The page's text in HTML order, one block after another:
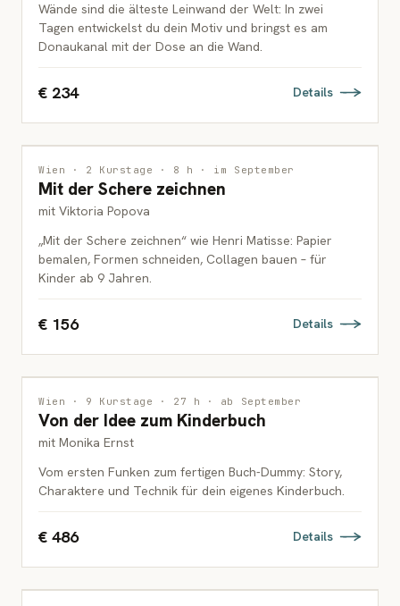
Wände sind die älteste Leinwand der Welt: In zwei
Tagen entwickelst du dein Motiv und bringst es am
Donaukanal mit der Dose an die Wand.
€ 234 Details
MALEREI
KINDER
Wien · 2 Kurstage · 8 h · im September
Mit der Schere zeichnen
mit Viktoria Popova
„Mit der Schere zeichnen“ wie Henri Matisse: Papier
bemalen, Formen schneiden, Collagen bauen – für
Kinder ab 9 Jahren.
€ 156 Details
ILLUSTRATION
ERWACHSENE
Wien · 9 Kurstage · 27 h · ab September
Von der Idee zum Kinderbuch
mit Monika Ernst
Vom ersten Funken zum fertigen Buch-Dummy: Story,
Charaktere und Technik für dein eigenes Kinderbuch.
€ 486 Details